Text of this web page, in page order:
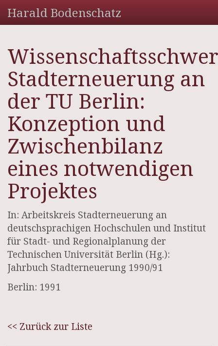
Harald Bodenschatz
Stadterneuerung an
der TU Berlin:
Konzeption und
Zwischenbilanz
eines notwendigen
Projektes
In: Arbeitskreis Stadterneuerung an
deutschsprachigen Hochschulen und Institut
für Stadt- und Regionalplanung der
Technischen Universität Berlin (Hg.):
Jahrbuch Stadterneuerung 1990/91
Berlin: 1991
<< Zurück zur Liste